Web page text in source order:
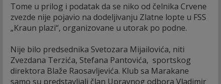
Tome u prilog i podatak da se niko od čelnika Crvene
zvezde nije pojavio na dodeljivanju Zlatne lopte u FSS
„Kraun plazi“, organizovane u utorak po podne.
Nije bilo predsednika Svetozara Mijailovića, niti
Zvezdana Terzića, Stefana Pantovića, sportskog
direktora Blaže Raosavljevića. Klub sa Marakane
samo su predstavljali član Upravnog odbora Vladimir